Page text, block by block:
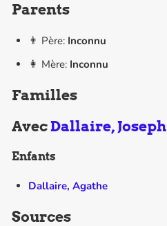
Parents
👨 Père: Inconnu
👩 Mère: Inconnu
Familles
AvecDallaire, Joseph
Enfants
Dallaire, Agathe
Sources